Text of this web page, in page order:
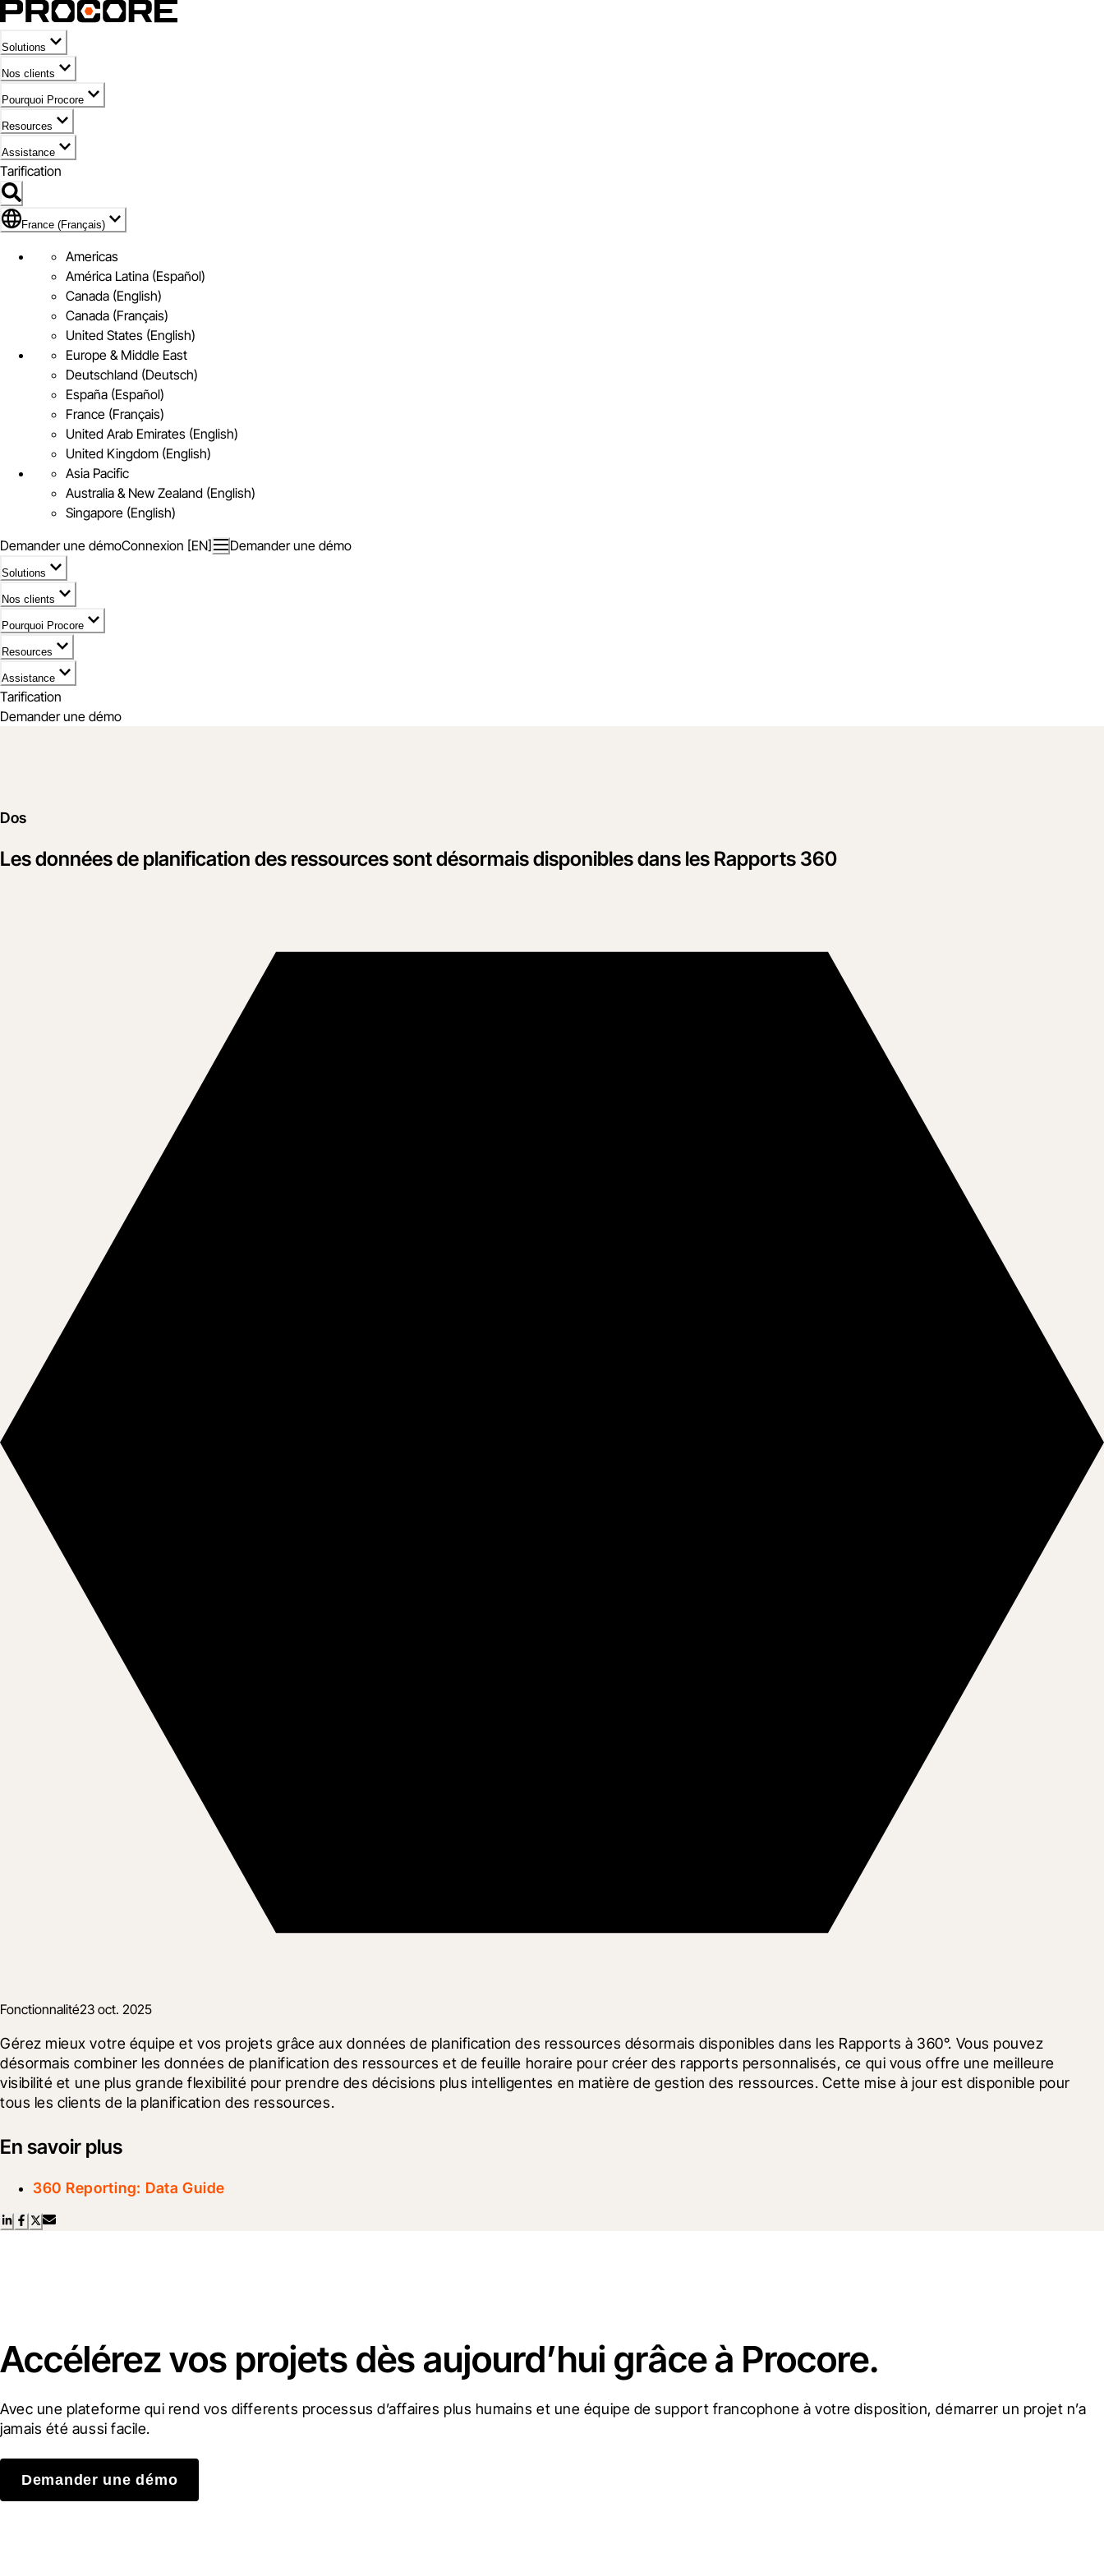
Solutions
Nos clients
Pourquoi Procore
Resources
Assistance
Tarification
Pavillon de France (Français)
France (Français)
Americas
América Latina (Español)
Canada (English)
Canada (Français)
United States (English)
Europe & Middle East
Deutschland (Deutsch)
España (Español)
France (Français)
United Arab Emirates (English)
United Kingdom (English)
Asia Pacific
Australia & New Zealand (English)
Singapore (English)
Demander une démoConnexion [EN] Demander une démo
Solutions
Nos clients
Pourquoi Procore
Resources
Assistance
Tarification
Demander une démo
Dos
Les données de planification des ressources sont désormais disponibles dans les Rapports 360
Fonctionnalité23 oct. 2025
Gérez mieux votre équipe et vos projets grâce aux données de planification des ressources désormais disponibles dans les Rapports à 360°. Vous pouvez
désormais combiner les données de planification des ressources et de feuille horaire pour créer des rapports personnalisés, ce qui vous offre une meilleure
visibilité et une plus grande flexibilité pour prendre des décisions plus intelligentes en matière de gestion des ressources. Cette mise à jour est disponible pour
tous les clients de la planification des ressources.
En savoir plus
360 Reporting: Data Guide
Accélérez vos projets dès aujourd’hui grâce à Procore.
Avec une plateforme qui rend vos differents processus d’affaires plus humains et une équipe de support francophone à votre disposition, démarrer un projet n’a
jamais été aussi facile.
Demander une démo